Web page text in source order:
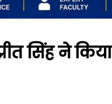
सिंह ने किया